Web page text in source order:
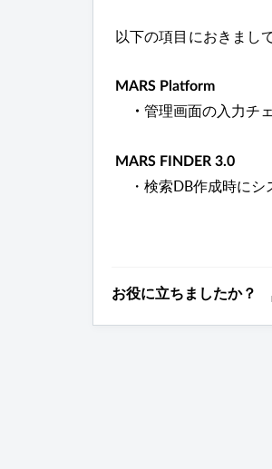
以下の項目におきまし
MARS Platform
・ 管理画面の入力チ
MARS FINDER 3.0
・ 検索DB作成時にシ
お役に立ちましたか？